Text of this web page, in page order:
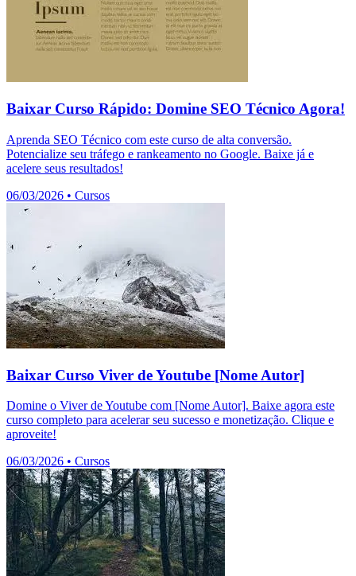
Baixar Curso Rápido: Domine SEO Técnico Agora!
Aprenda SEO Técnico com este curso de alta conversão.
Potencialize seu tráfego e rankeamento no Google. Baixe já e
acelere seus resultados!
06/03/2026 • Cursos
Baixar Curso Viver de Youtube [Nome Autor]
Domine o Viver de Youtube com [Nome Autor]. Baixe agora este
curso completo para acelerar seu sucesso e monetização. Clique e
aproveite!
06/03/2026 • Cursos